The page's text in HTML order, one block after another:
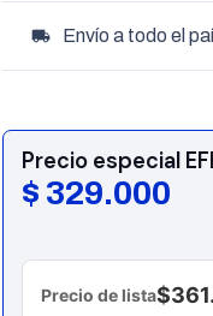
local_shipping Envío a todo el
Precio especial
$ 329.000
Precio de lista